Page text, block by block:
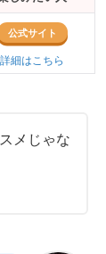
式サイト
詳細はこちら
メじゃな